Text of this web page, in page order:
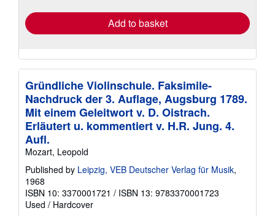
Add to basket
Gründliche Violinschule. Faksimile-
Nachdruck der 3. Auflage, Augsburg 1789.
Mit einem Geleitwort v. D. Oistrach.
Erläutert u. kommentiert v. H.R. Jung. 4.
Aufl.
Mozart, Leopold
Published by Leipzig, VEB Deutscher Verlag für Musik,
1968
ISBN 10: 3370001721 / ISBN 13: 9783370001723
Used / Hardcover